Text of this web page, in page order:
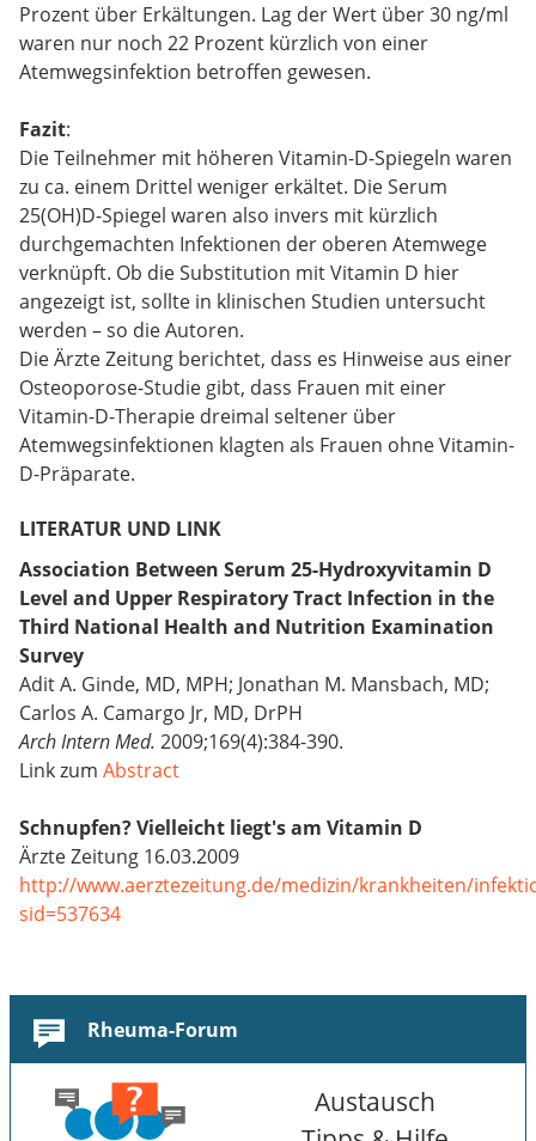
Prozent über Erkältungen. Lag der Wert über 30 ng/ml
waren nur noch 22 Prozent kürzlich von einer
Atemwegsinfektion betroffen gewesen.
Fazit:
Die Teilnehmer mit höheren Vitamin-D-Spiegeln waren
zu ca. einem Drittel weniger erkältet. Die Serum
25(OH)D-Spiegel waren also invers mit kürzlich
durchgemachten Infektionen der oberen Atemwege
verknüpft. Ob die Substitution mit Vitamin D hier
angezeigt ist, sollte in klinischen Studien untersucht
werden – so die Autoren.
Die Ärzte Zeitung berichtet, dass es Hinweise aus einer
Osteoporose-Studie gibt, dass Frauen mit einer
Vitamin-D-Therapie dreimal seltener über
Atemwegsinfektionen klagten als Frauen ohne Vitamin-
D-Präparate.
LITERATUR UND LINK
Association Between Serum 25-Hydroxyvitamin D
Level and Upper Respiratory Tract Infection in the
Third National Health and Nutrition Examination
Survey
Adit A. Ginde, MD, MPH; Jonathan M. Mansbach, MD;
Carlos A. Camargo Jr, MD, DrPH
Arch Intern Med. 2009;169(4):384-390.
Link zum Abstract
Schnupfen? Vielleicht liegt's am Vitamin D
Ärzte Zeitung 16.03.2009
http://www.aerztezeitung.de/medizin/krankheiten/
sid=537634
Rheuma-Forum
Austausch